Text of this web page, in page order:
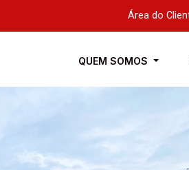
Área do
QUEM SOMOS